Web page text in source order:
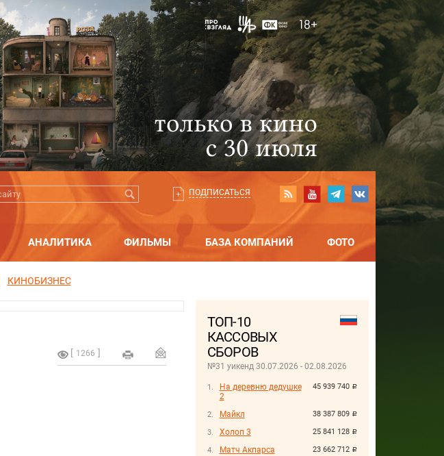
ПОДПИСАТЬСЯ
АНАЛИТИКА ФИЛЬМЫ БАЗА КОМПАНИЙ ФОТО
КИНОБИЗНЕС
ТОП-10
КАССОВЫХ
СБОРОВ
№31 уикенд 30.07.2026 - 02.08.2026
45 939 740 руб.
На деревню дедушке
2
38 387 809 руб.
Майкл
25 841 128 руб.
Холоп 3
23 662 712 руб.
Матч Акпарса
1266